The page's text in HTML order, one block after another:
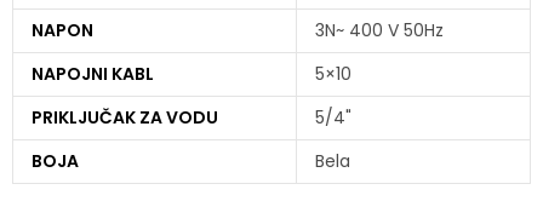
NAPON
3N~ 400 V 50Hz
NAPOJNI KABL
5×10
PRIKLJUČAK ZA VODU
5/4"
BOJA
Bela